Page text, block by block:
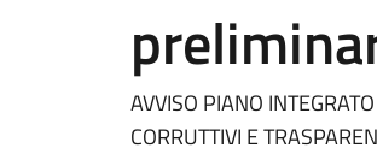
AVVISO PIANO
CORRUTTIVI E